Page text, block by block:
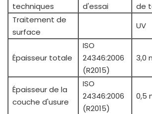
techniques
d'essai
de
Traitement de
surface
UV
Épaisseur totale
ISO
24346:2006
(R2015)
3,0
Épaisseur de la
couche d'usure
ISO
24346:2006
(R2015)
0,5